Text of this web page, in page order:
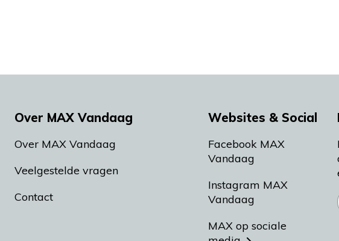
Over MAX Vandaag
Over MAX Vandaag
Veelgestelde vragen
Contact
Websites & Social
Facebook MAX
Vandaag
Instagram MAX
Vandaag
MAX op sociale